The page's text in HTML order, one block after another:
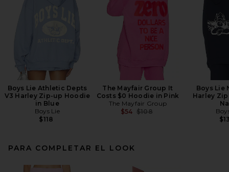
Boys Lie Athletic Depts
V3 Harley Zip-up Hoodie
in Blue
Boys Lie
$118
The Mayfair Group It
Costs $0 Hoodie in Pink
The Mayfair Group
$54 Previous price:
$108
Boys Lie
Harley
PARA COMPLETAR EL LOOK